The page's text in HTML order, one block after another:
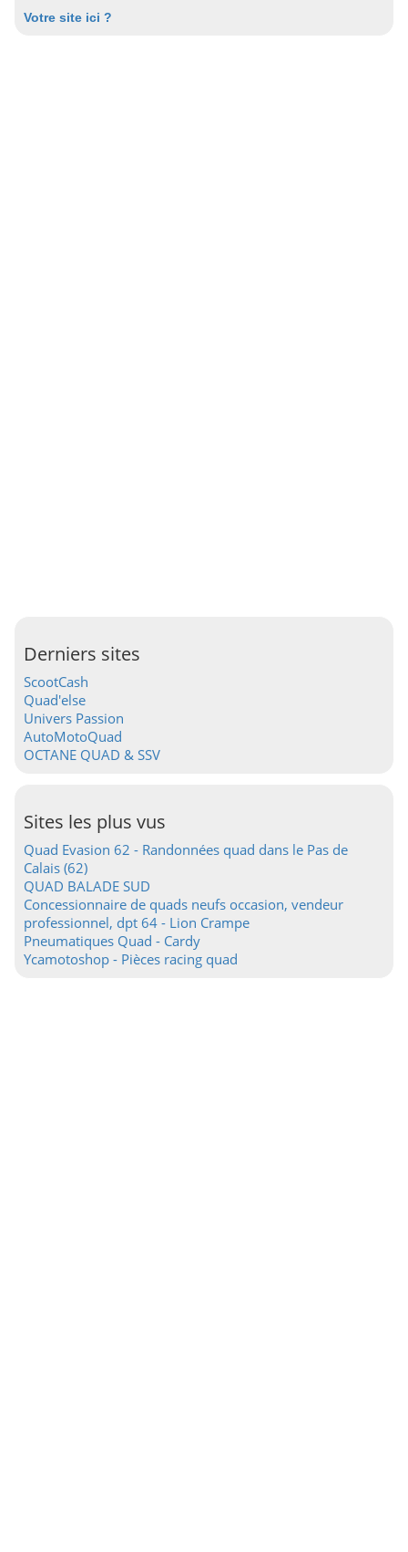
Votre site ici ?
Derniers sites
ScootCash
Quad'else
Univers Passion
AutoMotoQuad
OCTANE QUAD & SSV
Sites les plus vus
Quad Evasion 62 - Randonnées quad dans le Pas de
Calais (62)
QUAD BALADE SUD
Concessionnaire de quads neufs occasion, vendeur
professionnel, dpt 64 - Lion Crampe
Pneumatiques Quad - Cardy
Ycamotoshop - Pièces racing quad